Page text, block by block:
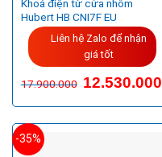
Khoá điện tử cửa nhôm
Hubert HB CNI7F EU
Liên hệ Zalo để nhận
giá tốt
17.900.000 12.530.000
-35%